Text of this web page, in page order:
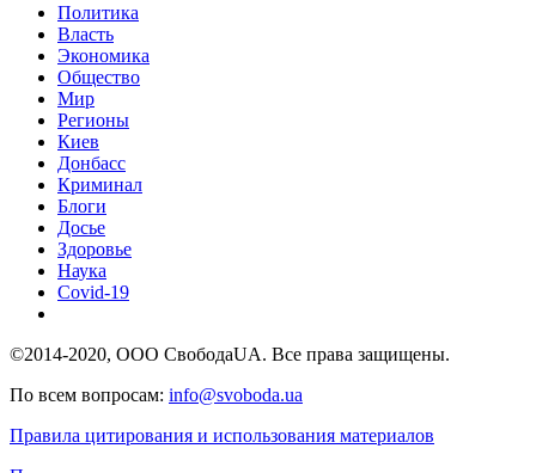
Политика
Власть
Экономика
Общество
Мир
Регионы
Киев
Донбасс
Криминал
Блоги
Досье
Здоровье
Наука
Covid-19
©2014-2020, ООО СвободаUA. Все права защищены.
По всем вопросам: info@svoboda.ua
Правила цитирования и использования материалов